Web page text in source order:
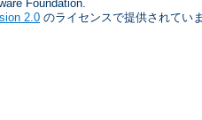
Foundation.
2.0 のライセンスで提供されてい